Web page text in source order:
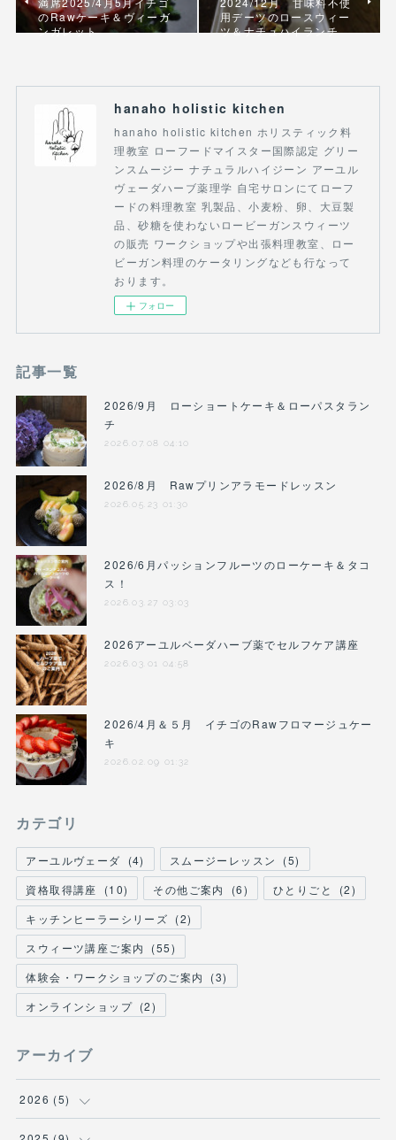
のRawケーキ＆ヴィーガ
ンガレット
用デーツのロースウィー
ツ＆ナチュハイランチ
hanaho holistic kitchen
hanaho holistic kitchen ホリスティック料
理教室 ローフードマイスター国際認定 グリー
ンスムージー ナチュラルハイジーン アーユル
ヴェーダハーブ薬理学 自宅サロンにてローフ
ードの料理教室 乳製品、小麦粉、卵、大豆製
品、砂糖を使わないロービーガンスウィーツ
の販売 ワークショップや出張料理教室、ロー
ビーガン料理のケータリングなども行なって
おります。
フォロー
記事一覧
2026/9月 ローショートケーキ＆ローパスタラン
チ
2026.07.08 04:10
2026/8月 Rawプリンアラモードレッスン
2026.05.23 01:30
2026/6月パッションフルーツのローケーキ＆タコ
ス！
2026.03.27 03:03
2026アーユルベーダハーブ薬でセルフケア講座
2026.03.01 04:58
2026/4月＆５月 イチゴのRawフロマージュケー
キ
2026.02.09 01:32
カテゴリ
アーユルヴェーダ (4) スムージーレッスン (5)
資格取得講座
(10) その他ご案内 (6) ひとりごと (2)
キッチンヒーラーシリーズ (2)
スウィーツ講座ご案内
(55)
体験会・ワークショップのご案内
(3)
オンラインショップ (2)
アーカイブ
2026 (5)
(1